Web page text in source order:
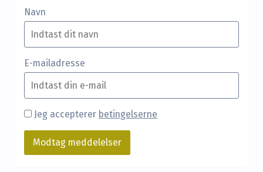
Navn
E-mailadresse
Jeg accepterer betingelserne